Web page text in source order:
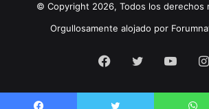
© Copyright 2026, Todos los derechos
Orgullosamente alojado por
Facebook
Twitter